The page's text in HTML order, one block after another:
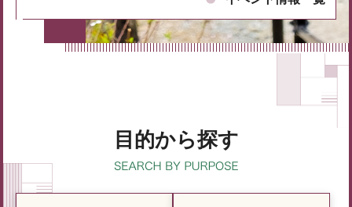
目的から探す